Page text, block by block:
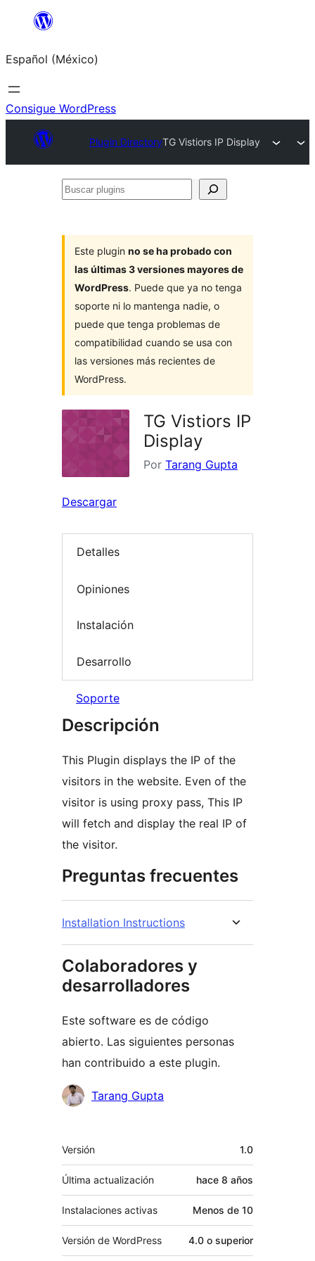
Saltar
contenido
Español (México)
Consigue WordPress
Plugin DirectoryTG Vistiors IP Display
Buscar
Este plugin no se ha probado con
las últimas 3 versiones mayores de
WordPress. Puede que ya no tenga
soporte ni lo mantenga nadie, o
puede que tenga problemas de
compatibilidad cuando se usa con
las versiones más recientes de
WordPress.
TG Vistiors IP
Display
Por Tarang Gupta
Descargar
Detalles
Opiniones
Instalación
Desarrollo
Soporte
Descripción
This Plugin displays the IP of the
visitors in the website. Even of the
visitor is using proxy pass, This IP
will fetch and display the real IP of
the visitor.
Preguntas frecuentes
Installation Instructions
Colaboradores y
desarrolladores
Este software es de código
abierto. Las siguientes personas
han contribuido a este plugin.
Colaboradores
Tarang Gupta
Meta
Versión 1.0
Última actualización hace 8 años
Instalaciones activas Menos de 10
Versión de WordPress 4.0 o superior